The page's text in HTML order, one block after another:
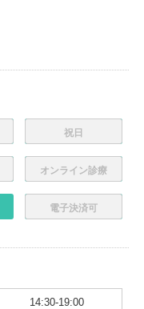
祝日
オンライン診療
電子決済可
14:30-19:00